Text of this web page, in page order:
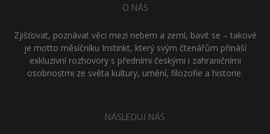
O NÁS
Zjišťovat, poznávat věci mezi nebem a zemí, bavit se – takové
je motto měsíčníku Instinkt, který svým čtenářům přináší
exkluzivní rozhovory s předními českými i zahraničními
osobnostmi ze světa kultury, umění, filozofie a historie.
NÁSLEDUJ NÁS